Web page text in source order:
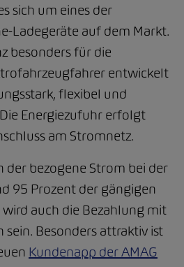
sich um eines der
Ladegeräte auf dem Markt.
besonders für die
entwickelt
flexibel und
Energiezufuhr erfolgt
am Stromnetz.
der bezogene Strom bei der
95 Prozent der gängigen
auch die Bezahlung mit
Besonders attraktiv ist
Kundenapp der AMAG